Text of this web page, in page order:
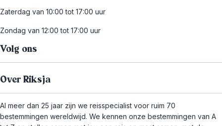
Zaterdag van 10:00 tot 17:00 uur
Zondag van 12:00 tot 17:00 uur
Volg ons
Over Riksja
Al meer dan 25 jaar zijn we reisspecialist voor ruim 70
bestemmingen wereldwijd. We kennen onze bestemmingen van A